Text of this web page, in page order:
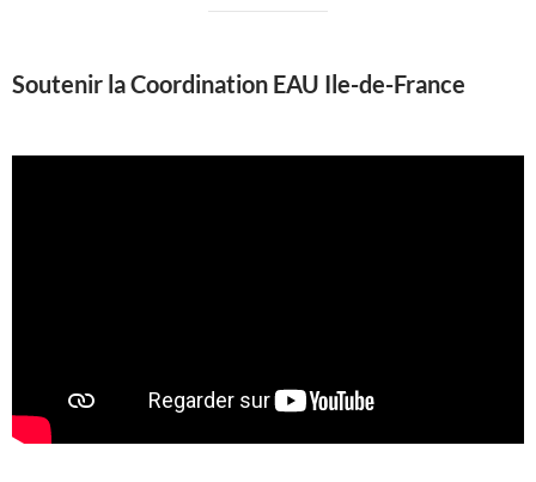
Soutenir la Coordination EAU Ile-de-France